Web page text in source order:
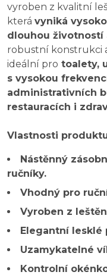
vyroben z kvalitní
která vyniká
dlouhou životností
robustní konstrukci
ideální pro toalety,
s vysokou
administrativních
restauracích i
Vlastnosti
Nástěnný
ručníky.
Vhodný pro
Vyroben z
Elegantní lesklé
Uzamykatelné
Kontrolní